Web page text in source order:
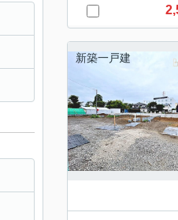
新築一戸建